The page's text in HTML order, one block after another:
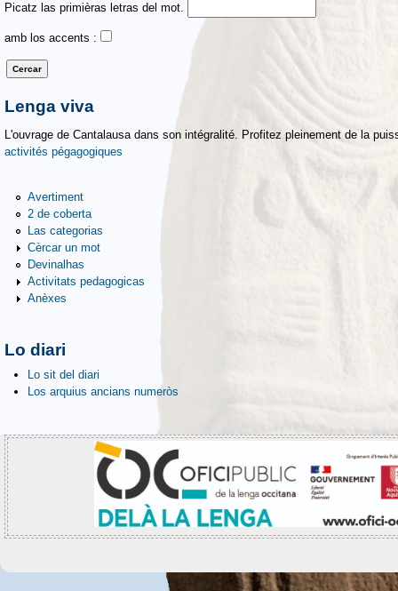
Picatz las primièras letras del mot.
amb los accents :
Lenga viva
L'ouvrage de Cantalausa dans son intégralité. Profitez pleinement de la
activités pégagogiques
Avertiment
2 de coberta
Las categorias
Cèrcar un mot
Devinalhas
Activitats pedagogicas
Anèxes
Lo diari
Lo sit del diari
Los arquius ancians numeròs